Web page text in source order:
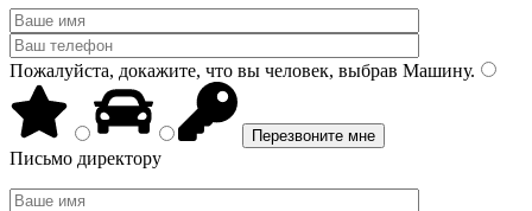
Пожалуйста, докажите, что вы человек, выбрав Машину.
Письмо директору